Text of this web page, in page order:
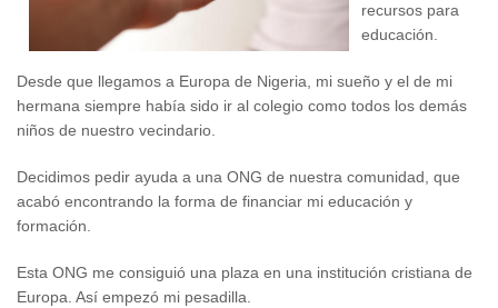
recursos para
educación.
Desde que llegamos a Europa de Nigeria, mi sueño y el de mi
hermana siempre había sido ir al colegio como todos los demás
niños de nuestro vecindario.
Decidimos pedir ayuda a una ONG de nuestra comunidad, que
acabó encontrando la forma de financiar mi educación y
formación.
Esta ONG me consiguió una plaza en una institución cristiana de
Europa. Así empezó mi pesadilla.